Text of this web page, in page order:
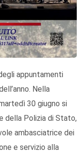
appuntamenti
Nella
30 giugno si
della Polizia di Stato,
ambasciatrice dei
e servizio alla